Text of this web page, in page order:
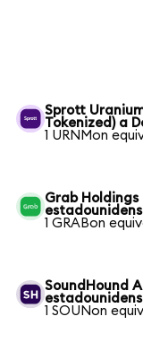
Sprott
Tokenized) a
1 URNMon
Grab Holdings
1 GRABon
SoundHound
1 SOUNon